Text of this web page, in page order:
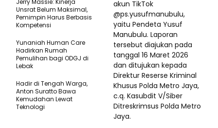
akun TikTok
@ps.yusufmanubulu,
yaitu Pendeta Yusuf
Manubulu. Laporan
tersebut diajukan pada
tanggal 16 Maret 2026
dan ditujukan kepada
Direktur Reserse Kriminal
Khusus Polda Metro Jaya,
c.q. Kasubdit V/Siber
Ditreskrimsus Polda Metro
Jaya.
Unsrat Belum Maksimal,
Pemimpin Harus Berbasis
Kompetensi
Yunaniah Human Care
Hadirkan Rumah
Pemulihan bagi ODGJ di
Lebak
Hadir di Tengah Warga,
Anton Suratto Bawa
Kemudahan Lewat
Teknologi ​